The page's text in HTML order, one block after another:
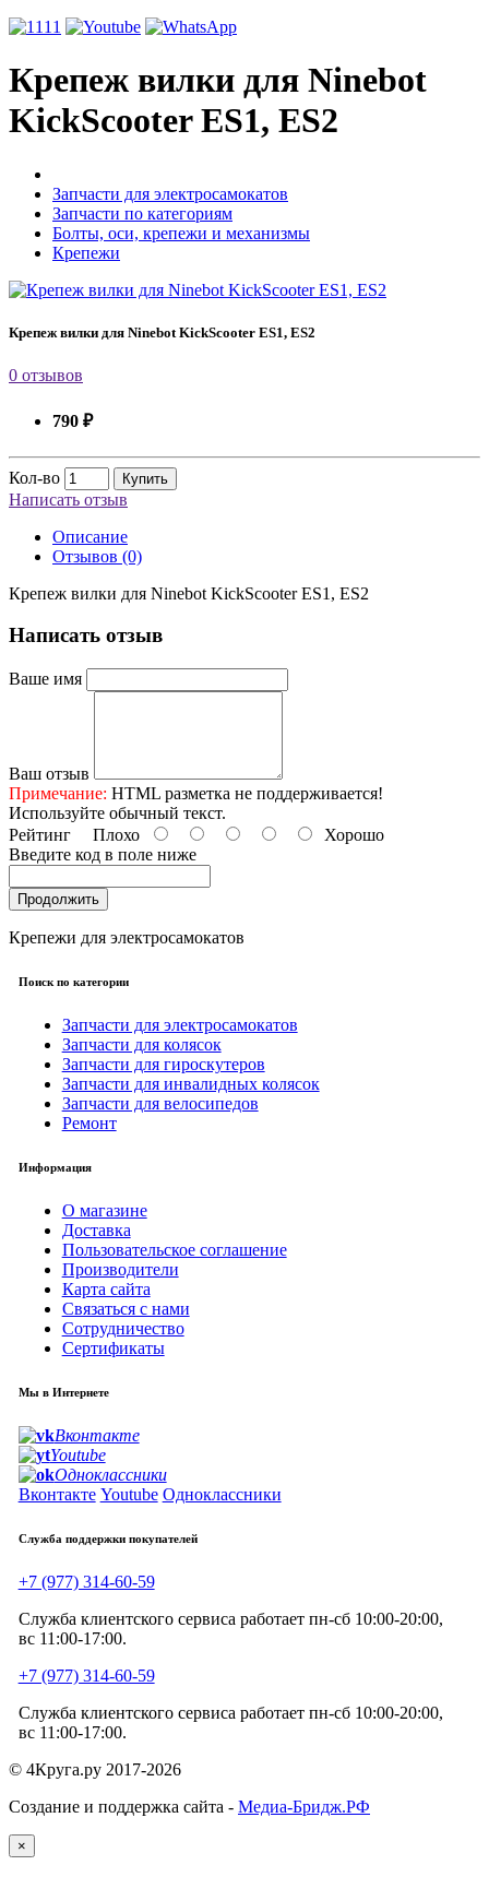
Крепеж вилки для Ninebot
KickScooter ES1, ES2
Запчасти для электросамокатов
Запчасти по категориям
Болты, оси, крепежи и механизмы
Крепежи
Крепеж вилки для Ninebot KickScooter ES1, ES2
0 отзывов
790 ₽
Кол-во Купить
Написать отзыв
Описание
Отзывов (0)
Крепеж вилки для Ninebot KickScooter ES1, ES2
Написать отзыв
Ваше имя
Ваш отзыв
Примечание: HTML разметка не поддерживается!
Используйте обычный текст.
Рейтинг Плохо
Хорошо
Введите код в поле ниже
Продолжить
Крепежи для электросамокатов
Поиск по категории
Запчасти для электросамокатов
Запчасти для колясок
Запчасти для гироскутеров
Запчасти для инвалидных колясок
Запчасти для велосипедов
Ремонт
Информация
О магазине
Доставка
Пользовательское соглашение
Производители
Карта сайта
Связаться с нами
Сотрудничество
Сертификаты
Мы в Интернете
Вконтакте
Youtube
Одноклассники
Вконтакте Youtube Одноклассники
Служба поддержки покупателей
+7 (977) 314-60-59
Служба клиентского сервиса работает пн-сб 10:00-20:00,
вс 11:00-17:00.
+7 (977) 314-60-59
Служба клиентского сервиса работает пн-сб 10:00-20:00,
вс 11:00-17:00.
© 4Круга.ру 2017-2026
Создание и поддержка сайта - Медиа-Бридж.РФ
×